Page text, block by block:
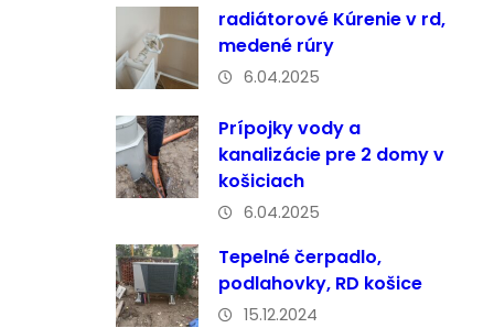
radiátorové Kúrenie v rd,
medené rúry
6.04.2025
Prípojky vody a
kanalizácie pre 2 domy v
košiciach
6.04.2025
Tepelné čerpadlo,
podlahovky, RD košice
15.12.2024